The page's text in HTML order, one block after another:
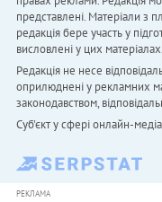
представлені. Матеріали
редакція бере участь у
висловлені у цих матеріалах.
Редакція не несе
оприлюднені у рекламних
законодавством,
Cуб'єкт у сфері онлайн-
РЕКЛАМА